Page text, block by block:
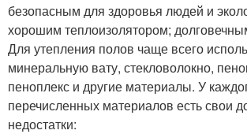
безопасным для здоровья людей и
хорошим теплоизолятором;
Для утепления полов чаще всего
минеральную вату, стекловолокно,
пеноплекс и другие материалы. У
перечисленных материалов есть свои
недостатки: